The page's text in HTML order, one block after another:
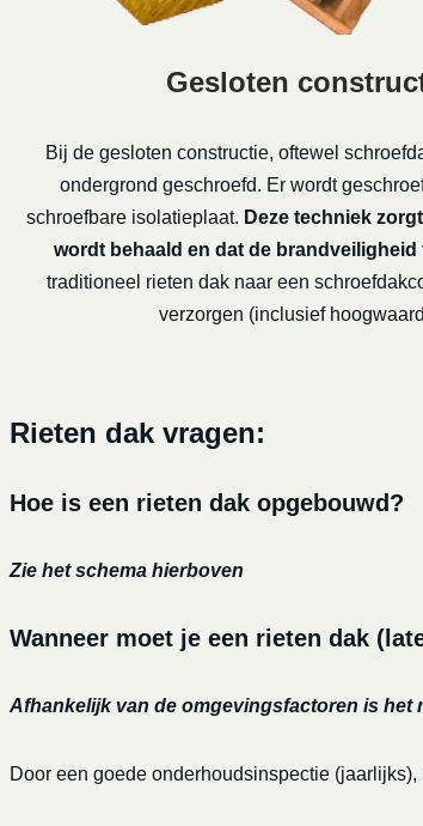
Gesloten
Bij de gesloten constructie, oftewel
ondergrond geschroefd. Er wordt
schroefbare isolatieplaat. Deze techniek
wordt behaald en dat de brandveiligheid
traditioneel rieten dak naar een
verzorgen (inclusief
Rieten dak vragen:
Hoe is een rieten dak opgebouwd?
Zie het schema hierboven
Wanneer moet je een rieten dak
Afhankelijk van de omgevingsfactoren is het
Door een goede onderhoudsinspectie